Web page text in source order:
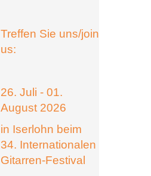
Treffen Sie uns/join
us:
26. Juli - 01.
August 2026
in Iserlohn beim
34. Internationalen
Gitarren-Festival